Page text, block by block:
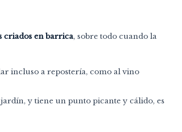
criados en barrica, sobre todo cuando la
incluso a repostería, como al vino
y tiene un punto picante y cálido, es